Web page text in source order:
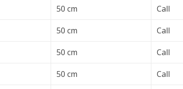
50 cm Call
50 cm Call
50 cm Call
50 cm Call